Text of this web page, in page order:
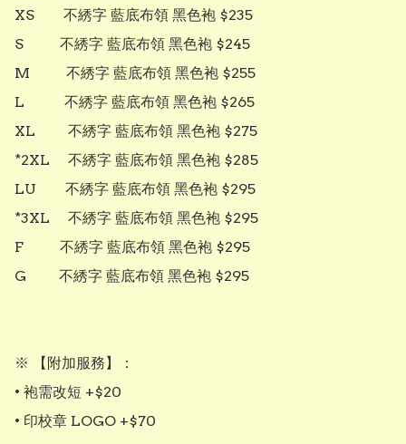
XS        不綉字 藍底布領 黑色袍 $235
S          不綉字 藍底布領 黑色袍 $245
M          不綉字 藍底布領 黑色袍 $255
L           不綉字 藍底布領 黑色袍 $265
XL         不綉字 藍底布領 黑色袍 $275
*2XL     不綉字 藍底布領 黑色袍 $285
LU        不綉字 藍底布領 黑色袍 $295
*3XL     不綉字 藍底布領 黑色袍 $295
F          不綉字 藍底布領 黑色袍 $295
G         不綉字 藍底布領 黑色袍 $295
※ 【附加服務】：
• 袍需改短 +$20
• 印校章 LOGO +$70